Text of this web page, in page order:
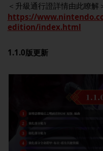
＜升級通行證詳情由此瞭解
https://
edition/index.html
1.1.0版更新